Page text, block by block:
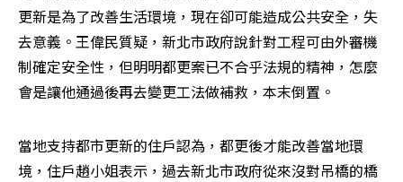
更新是為了改善生活環境，現在卻可能造成公共安全，失
去意義。王偉民質疑，新北市政府說針對工程可由外審機
制確定安全性，但明明都更案已不合乎法規的精神，怎麼
會是讓他通過後再去變更工法做補救，本末倒置。
當地支持都市更新的住戶認為，都更後才能改善當地環
境，住戶趙小姐表示，過去新北市政府從來沒對吊橋的橋